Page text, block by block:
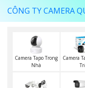
CÔNG TY CAMERA
Camera Tapo Trong
Nhà
Camera